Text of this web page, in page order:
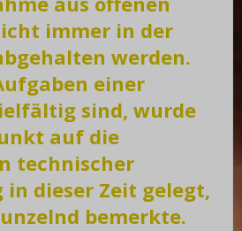
immer in der
werden.
einer
sind, wurde
auf die
technischer
dieser Zeit gelegt,
bemerkte.